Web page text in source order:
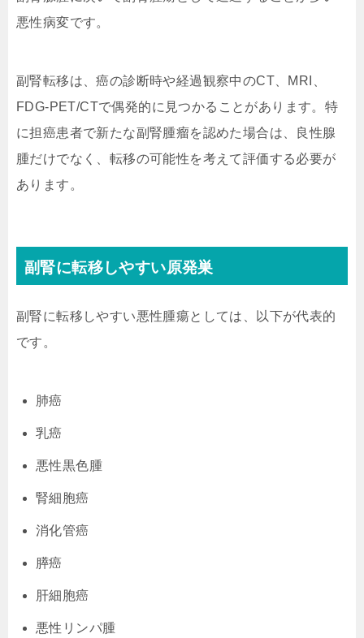
悪性病変です。
副腎転移は、癌の診断時や経過観察中のCT、MRI、
FDG-PET/CTで偶発的に見つかることがあります。特
に担癌患者で新たな副腎腫瘤を認めた場合は、良性腺
腫だけでなく、転移の可能性を考えて評価する必要が
あります。
副腎に転移しやすい原発巣
副腎に転移しやすい悪性腫瘍としては、以下が代表的
です。
肺癌
乳癌
悪性黒色腫
腎細胞癌
消化管癌
膵癌
肝細胞癌
悪性リンパ腫